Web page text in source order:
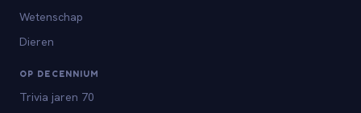
Wetenschap
Dieren
OP DECENNIUM
Trivia jaren 70